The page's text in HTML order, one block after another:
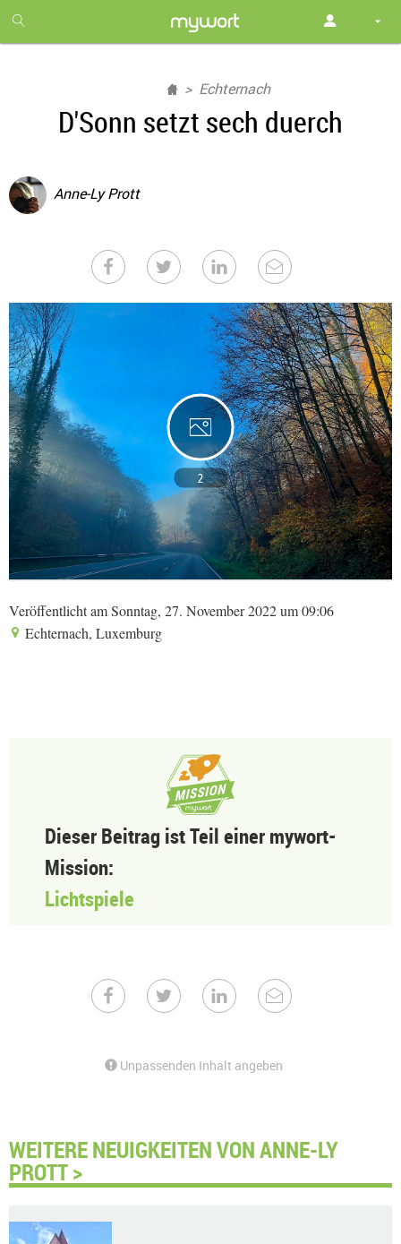
month
free
Echternach
D'Sonn setzt sech duerch
Anne-Ly Prott
2
Veröffentlicht am Sonntag, 27. November 2022 um 09:06
Echternach, Luxemburg
Dieser Beitrag ist Teil einer mywort-
Mission:
Lichtspiele
Unpassenden Inhalt angeben
WEITERE NEUIGKEITEN VON ANNE-LY
PROTT >